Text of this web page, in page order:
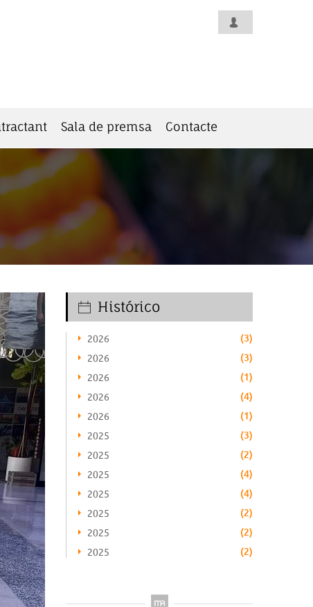
Sala de premsa Contacte
Histórico
2026 (3)
2026 (3)
2026 (1)
2026 (4)
2026 (1)
2025 (3)
2025 (2)
2025 (4)
2025 (4)
2025 (2)
2025 (2)
2025 (2)